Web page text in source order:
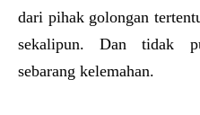
dari pihak golongan
sekalipun. Dan tidak
sebarang kelemahan.